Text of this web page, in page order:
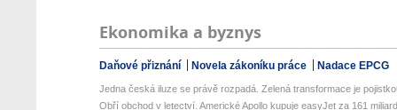
Ekonomika a byznys
Daňové přiznání Novela zákoníku práce Nadace EPCG
Jedna česká iluze se právě rozpadá. Zelená transformace je
Obří obchod v letectví. Americké Apollo kupuje easyJet za 161